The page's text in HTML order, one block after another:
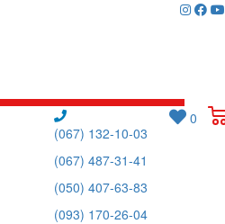
0
(067) 132-10-03
(067) 487-31-41
(050) 407-63-83
(093) 170-26-04